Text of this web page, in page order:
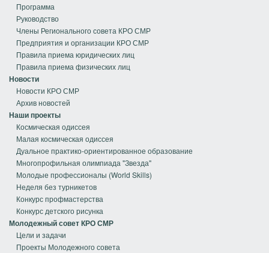
Программа
Руководство
Члены Регионального совета КРО СМР
Предприятия и организации КРО СМР
Правила приема юридических лиц
Правила приема физических лиц
Новости
Новости КРО СМР
Архив новостей
Наши проекты
Космическая одиссея
Малая космическая одиссея
Дуальное практико-ориентированное образование
Многопрофильная олимпиада "Звезда"
Молодые профессионалы (World Skills)
Неделя без турникетов
Конкурс профмастерства
Конкурс детского рисунка
Молодежный совет КРО СМР
Цели и задачи
Проекты Молодежного совета